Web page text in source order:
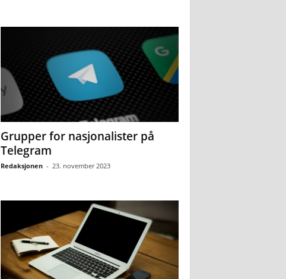
Grupper for nasjonalister på
Telegram
Redaksjonen - 23. november 2023